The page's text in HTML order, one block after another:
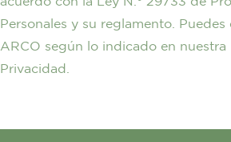
Personales y su reglamento.
ARCO según lo indicado en nuestra
Privacidad.